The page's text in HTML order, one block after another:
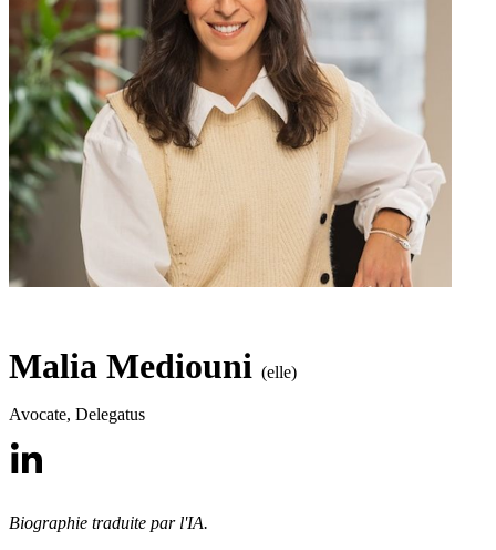
Malia Mediouni (elle)
Avocate, Delegatus
Biographie traduite par l'IA.